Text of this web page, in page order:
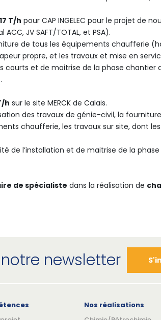
T/h pour CAP INGELEC pour le projet de
JV SAFT/TOTAL, et PSA).
de tous les équipements chaufferie
propre, et les travaux et mise en
et de maitrise de la phase chantier
h sur le site MERCK de Calais.
des travaux de génie-civil, la
chaufferie, les travaux sur site, dont
de l’installation et de maitrise de la
de spécialiste dans la réalisation de
newsletter
Nos réalisations